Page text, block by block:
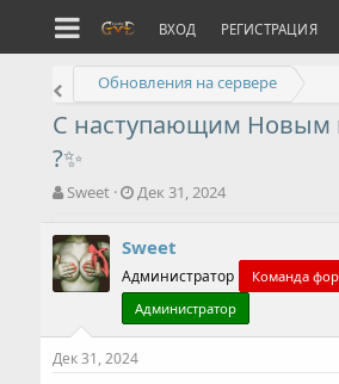
ВХОД РЕГИСТРАЦИЯ
Обновления на сервере
С наступающим Новым
?✨
А
т
о
р
т
м
ы
Sweet
Д
а
н
а
ч
а
л
Дек 31, 2024
Sweet
Администратор
Команда
Администратор
Дек 31, 2024